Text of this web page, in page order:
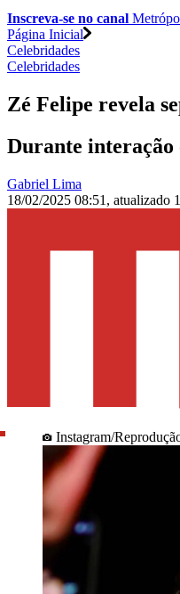
Inscreva-se no canal
Página Inicial
Celebridades
Celebridades
Zé Felipe revela
Durante interação
Gabriel Lima
18/02/2025 08:51 , atualizado
Instagram/